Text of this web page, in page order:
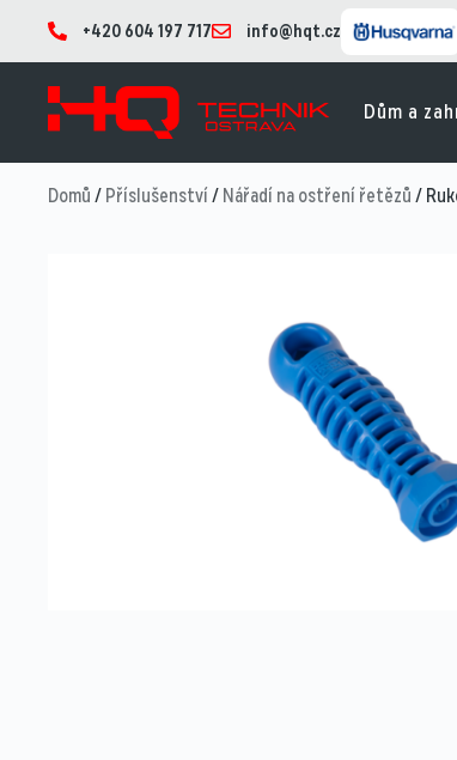
+420 604 197 717 info@hqt.cz
Dům a
Domů/Příslušenství/Nářadí na ostření řetězů/